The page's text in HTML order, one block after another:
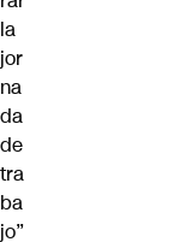
la
jor
na
da
de
tra
ba
jo”